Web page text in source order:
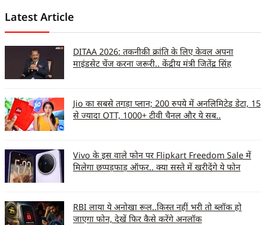
Latest Article
DITAA 2026: तकनीकी क्रांति के लिए केवल अपना
माइंडसेट चेंज करना जरूरी.. केंद्रीय मंत्री जितेंद्र सिंह
Jio का सबसे तगड़ा प्लान; 200 रुपये में अनलिमिटेड डेटा, 15
से ज्यादा OTT, 1000+ टीवी चैनल और ये सब..
Vivo के इस वाले फोन पर Flipkart Freedom Sale में
मिलेगा छप्पड़फाड़ ऑफर.. क्या सस्ते में खरीदेंगे ये फोन
RBI लाया ये अनोखा रूल..किस्त नहीं भरी तो ब्लॉक हो
जाएगा फोन, देखें फिर कैसे करेंगे अनलॉक